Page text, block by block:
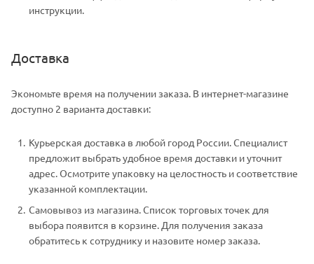
инструкции.
Доставка
Экономьте время на получении заказа. В интернет-магазине
доступно 2 варианта доставки:
Курьерская доставка в любой город России. Специалист
предложит выбрать удобное время доставки и уточнит
адрес. Осмотрите упаковку на целостность и соответствие
указанной комплектации.
Самовывоз из магазина. Список торговых точек для
выбора появится в корзине. Для получения заказа
обратитесь к сотруднику и назовите номер заказа.